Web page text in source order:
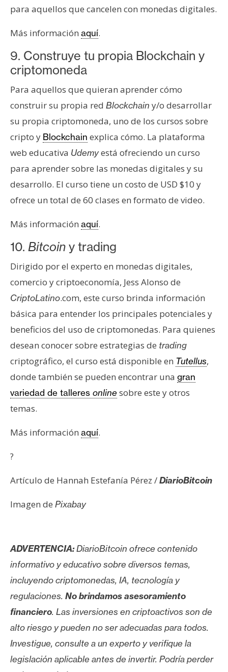
para aquellos que cancelen con monedas digitales.
Más información aquí.
9. Construye tu propia Blockchain y
criptomoneda
Para aquellos que quieran aprender cómo
construir su propia red Blockchain y/o desarrollar
su propia criptomoneda, uno de los cursos sobre
cripto y Blockchain explica cómo. La plataforma
web educativa Udemyestá ofreciendo un curso
para aprender sobre las monedas digitales y su
desarrollo. El curso tiene un costo de USD $10 y
ofrece un total de 60 clases en formato de video.
Más información aquí.
10. Bitcoin y trading
Dirigido por el experto en monedas digitales,
comercio y criptoeconomía, Jess Alonso de
CriptoLatino.com, este curso brinda información
básica para entender los principales potenciales y
beneficios del uso de criptomonedas. Para quienes
desean conocer sobre estrategias de trading
criptográfico, el curso está disponible en Tutellus,
donde también se pueden encontrar una gran
variedad de talleres online sobre este y otros
temas.
Más información aquí.
?
Artículo de Hannah Estefanía Pérez /DiarioBitcoin
Imagen de Pixabay
ADVERTENCIA:DiarioBitcoin ofrece contenido
informativo y educativo sobre diversos temas,
incluyendo criptomonedas, IA, tecnología y
regulaciones. No brindamos asesoramiento
financiero. Las inversiones en criptoactivos son de
alto riesgo y pueden no ser adecuadas para todos.
Investigue, consulte a un experto y verifique la
legislación aplicable antes de invertir. Podría perder